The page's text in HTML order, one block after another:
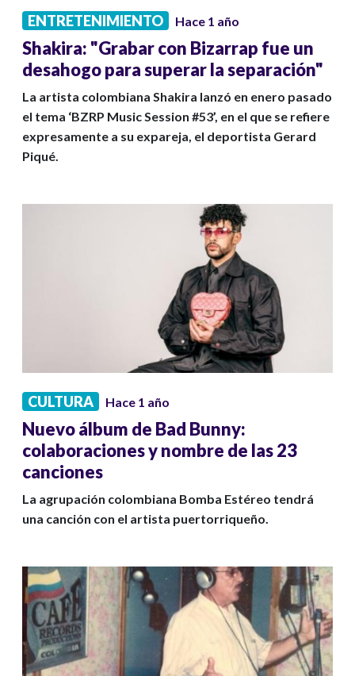
ENTRETENIMIENTO Hace 1 año
Shakira: "Grabar con Bizarrap fue un
desahogo para superar la separación"
La artista colombiana Shakira lanzó en enero pasado
el tema ‘BZRP Music Session #53’, en el que se refiere
expresamente a su expareja, el deportista Gerard
Piqué.
CULTURA Hace 1 año
Nuevo álbum de Bad Bunny:
colaboraciones y nombre de las 23
canciones
La agrupación colombiana Bomba Estéreo tendrá
una canción con el artista puertorriqueño.